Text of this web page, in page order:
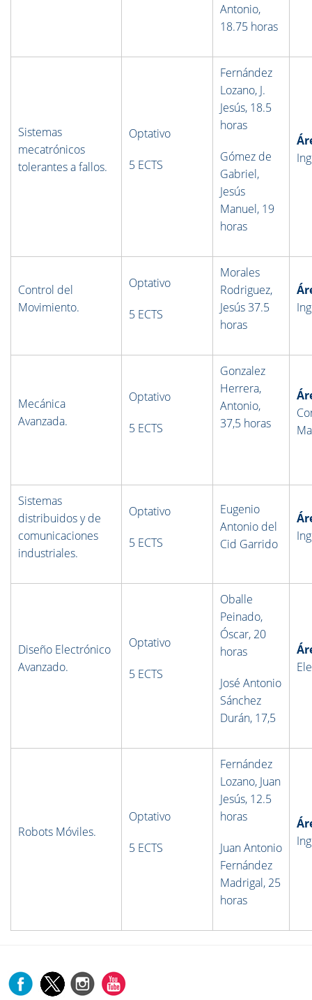
Antonio,
18.75 horas
Sistemas
mecatrónicos
tolerantes a fallos.
Optativo
5 ECTS
Fernández
Lozano, J.
Jesús, 18.5
horas
Gómez de
Gabriel,
Jesús
Manuel, 19
horas
Control del
Movimiento.
Optativo
5 ECTS
Morales
Rodriguez,
Jesús 37.5
horas
Mecánica
Avanzada.
Optativo
5 ECTS
Gonzalez
Herrera,
Antonio,
37,5 horas
Sistemas
distribuidos y de
comunicaciones
industriales.
Optativo
5 ECTS
Eugenio
Antonio del
Cid Garrido
Diseño Electrónico
Avanzado.
Optativo
5 ECTS
Oballe
Peinado,
Óscar, 20
horas
José Antonio
Sánchez
Durán, 17,5
Robots Móviles.
Optativo
5 ECTS
Fernández
Lozano, Juan
Jesús, 12.5
horas
Juan Antonio
Fernández
Madrigal, 25
horas